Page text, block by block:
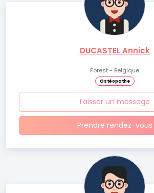
DUCASTEL Annick
Forest - Belgique
Ostéopathe
Laisser un message
Prendre rendez-vous